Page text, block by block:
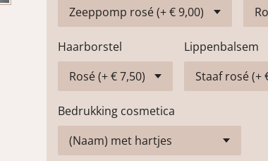
Haarborstel Lippenbalsem
Bedrukking cosmetica